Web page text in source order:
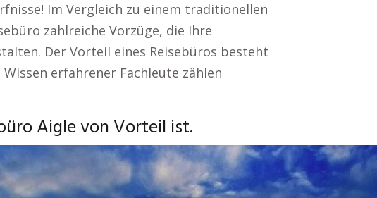
Im Vergleich zu einem traditionellen
zahlreiche Vorzüge, die Ihre
Der Vorteil eines Reisebüros besteht
erfahrener Fachleute zählen
Aigle von Vorteil ist.